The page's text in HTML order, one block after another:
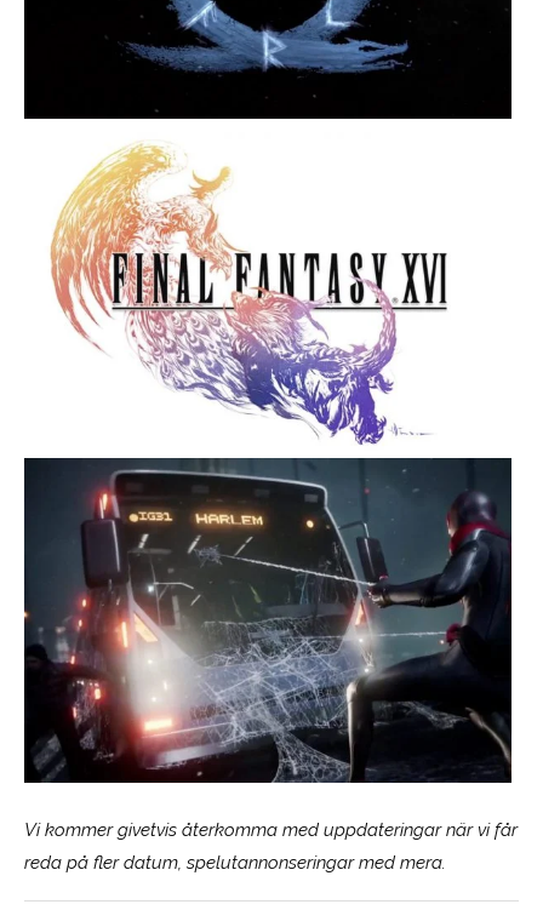
Vi kommer givetvis återkomma med uppdateringar när vi får
reda på fler datum, spelutannonseringar med mera.